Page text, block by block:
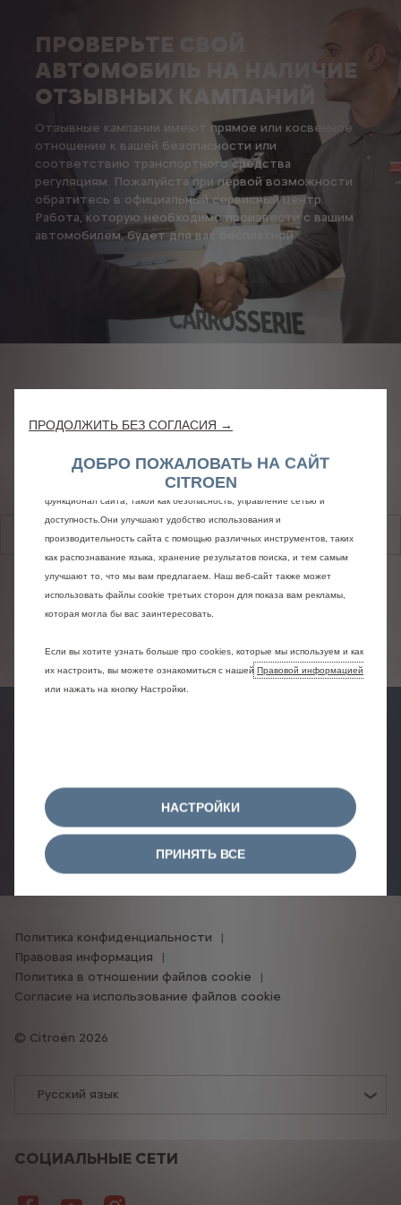
ПРОВЕРЬТЕ СВОЙ
АВТОМОБИЛЬ НА НАЛИЧИЕ
ОТЗЫВНЫХ КАМПАНИЙ
Отзывные кампании имеют прямое или косвенное
отношение к вашей безопасности или
соответствию транспортного средства
регуляциям. Пожалуйста при первой возможности
обратитесь в официальный сервисный центр.
Работа, которую необходимо произвести с вашим
автомобилем, будет для вас бесплатной.
ниже:
VIN-код (заводской идентификационный номер) вы найдете
в свидетельстве о регистрации транспортного средства.
Он состоит из 17 знаков и начинается наVF7или
НАЧАТЬ
Найти дилера
СОЦИАЛЬНЫЕ СЕТИ
Русский язык
Citroën 2026
Политика конфиденциальности
Правовая информация
Политика в отношении файлов cookie
Согласие на использование файлов cookie
ПРОДОЛЖИТЬ БЕЗ СОГЛАСИЯ →
ДОБРО ПОЖАЛОВАТЬ НА САЙТ
CITROEN
Мы используем файлы cookie, чтобы обеспечить эффективное
использование нашего веб-сайта. Файлы cookie обеспечивают базовый
функционал сайта, такой как безопасность, управление сетью и
доступность.Они улучшают удобство использования и
производительность сайта с помощью различных инструментов, таких
как распознавание языка, хранение результатов поиска, и тем самым
улучшают то, что мы вам предлагаем. Наш веб-сайт также может
использовать файлы cookie третьих сторон для показа вам рекламы,
которая могла бы вас заинтересовать.
Если вы хотите узнать больше про cookies, которые мы используем и как
их настроить, вы можете ознакомиться с нашей Правовой информацией
или нажать на кнопку Настройки.
НАСТРОЙКИ
ПРИНЯТЬ ВСЕ